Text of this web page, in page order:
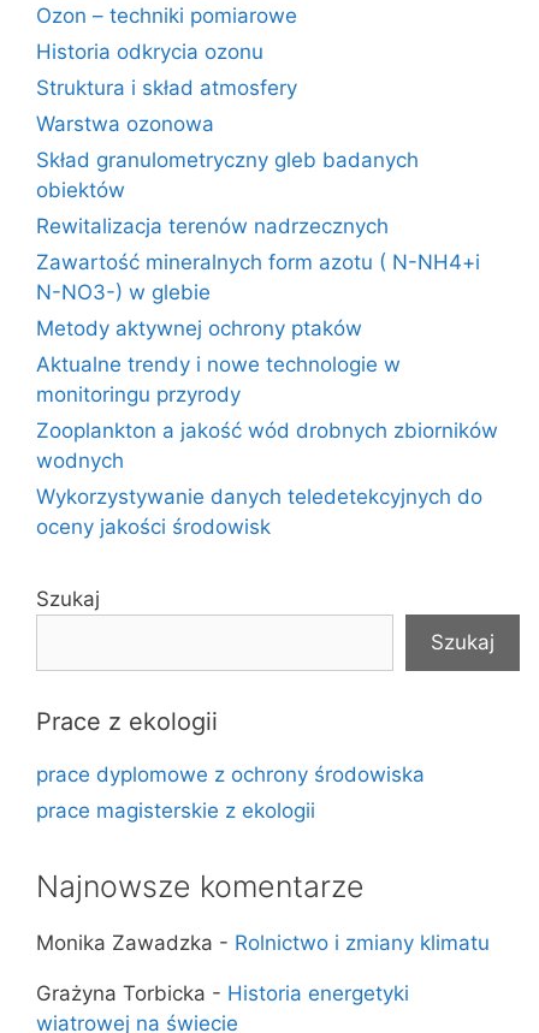
Ozon – techniki pomiarowe
Historia odkrycia ozonu
Struktura i skład atmosfery
Warstwa ozonowa
Skład granulometryczny gleb badanych
obiektów
Rewitalizacja terenów nadrzecznych
Zawartość mineralnych form azotu ( N-NH4+i
N-NO3-) w glebie
Metody aktywnej ochrony ptaków
Aktualne trendy i nowe technologie w
monitoringu przyrody
Zooplankton a jakość wód drobnych zbiorników
wodnych
Wykorzystywanie danych teledetekcyjnych do
oceny jakości środowisk
Szukaj
Szukaj
Prace z ekologii
prace dyplomowe z ochrony środowiska
prace magisterskie z ekologii
Najnowsze komentarze
Monika Zawadzka - Rolnictwo i zmiany klimatu
Grażyna Torbicka - Historia energetyki
wiatrowej na świecie